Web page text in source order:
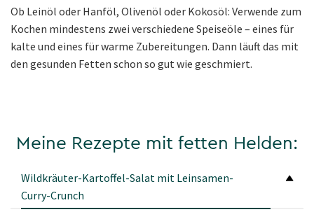
Ob Leinöl oder Hanföl, Olivenöl oder Kokosöl: Verwende zum
Kochen mindestens zwei verschiedene Speiseöle – eines für
kalte und eines für warme Zubereitungen. Dann läuft das mit
den gesunden Fetten schon so gut wie geschmiert.
Meine Rezepte mit fetten Helden:
Wildkräuter-Kartoffel-Salat mit Leinsamen-
Curry-Crunch